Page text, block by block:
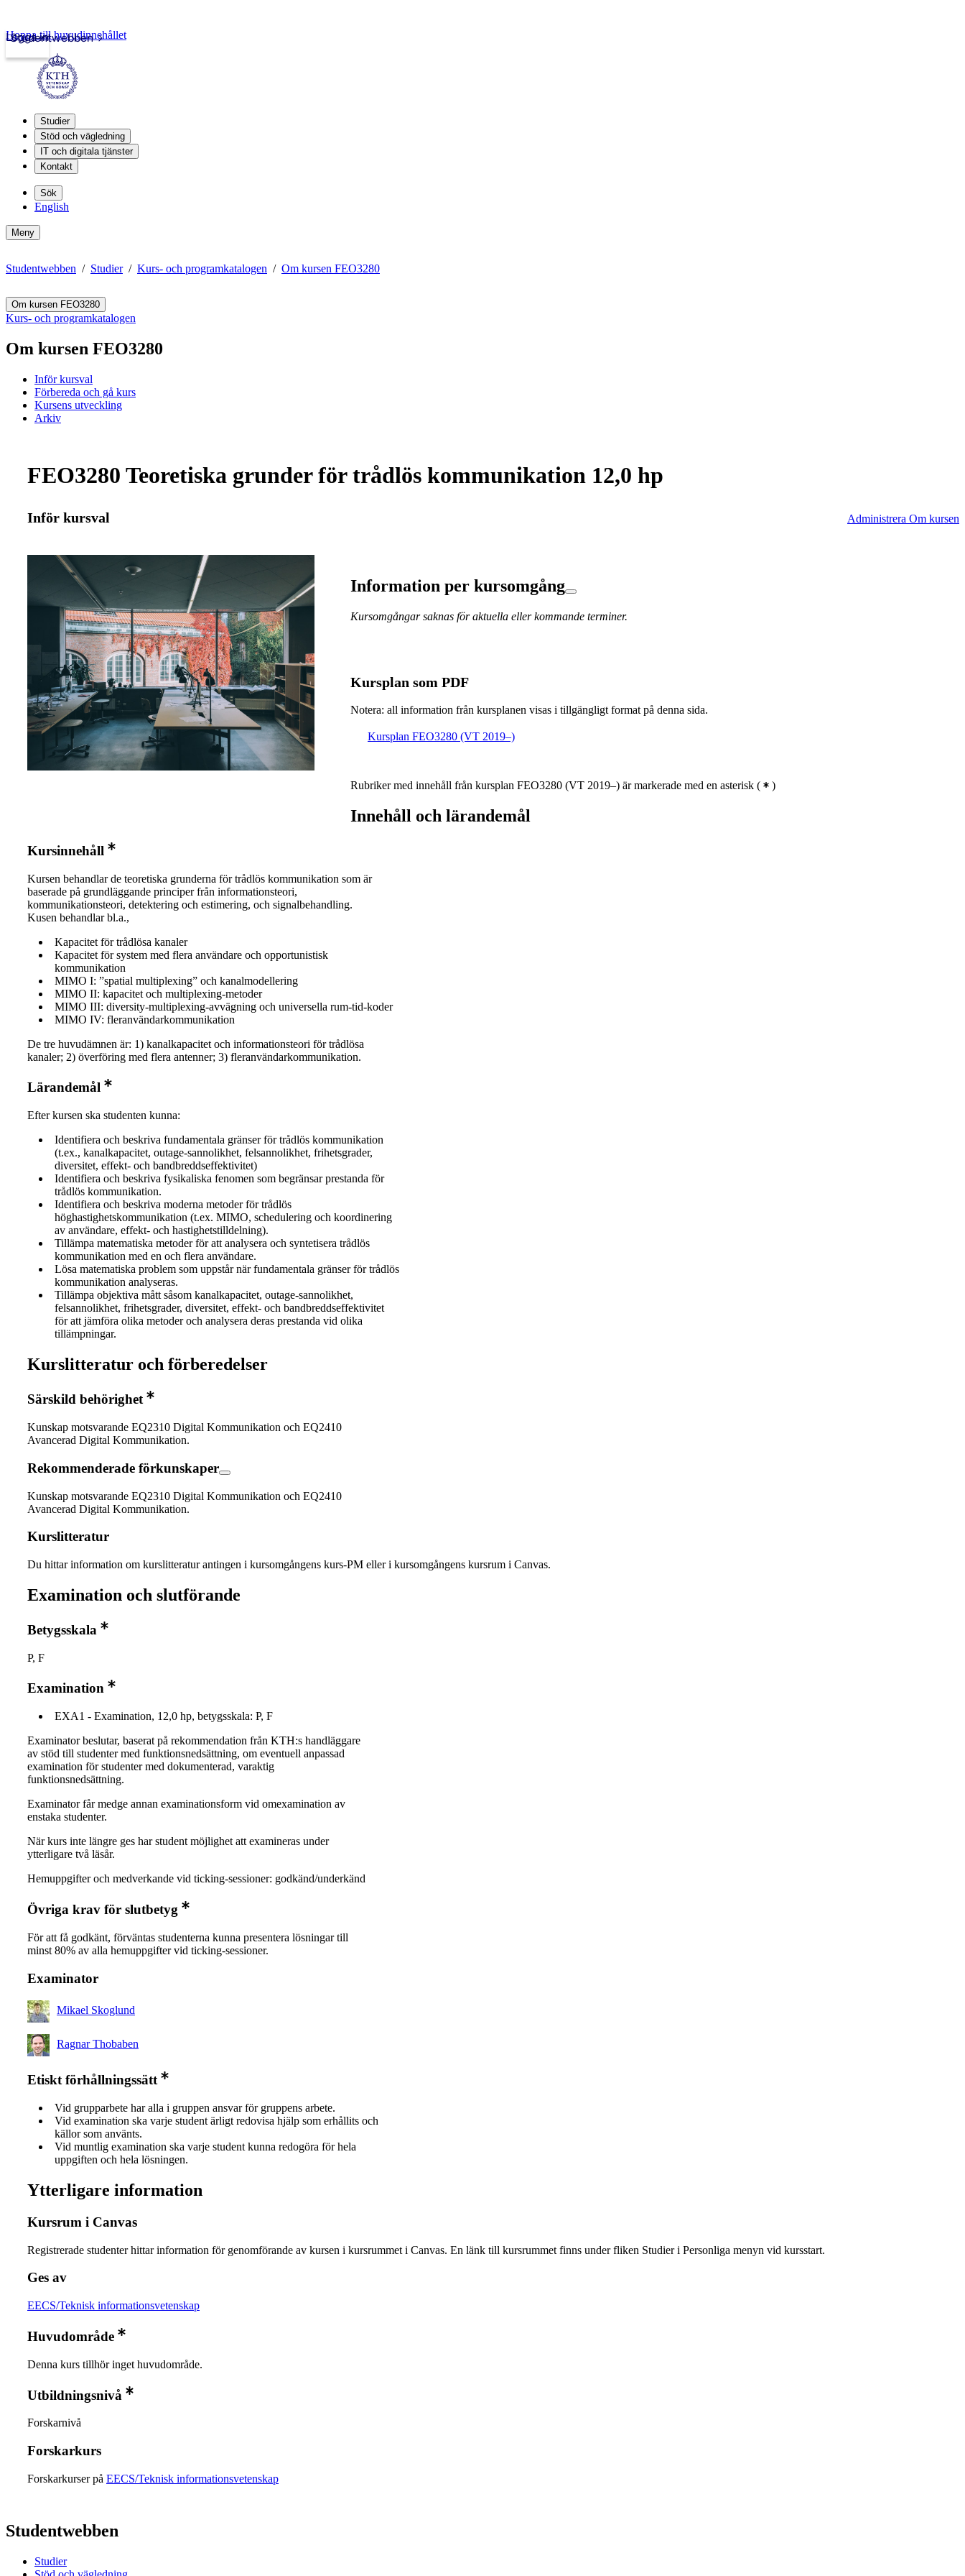
Studentwebben
Logga in
Hoppa till huvudinnehållet
Studier
Stöd och vägledning
IT och digitala tjänster
Kontakt
Sök
English
Meny
Studentwebben Studier Kurs- och programkatalogen Om kursen FEO3280
Om kursen FEO3280
Kurs- och programkatalogen
Om kursen FEO3280
Inför kursval
Förbereda och gå kurs
Kursens utveckling
Arkiv
FEO3280 Teoretiska grunder för trådlös kommunikation 12,0 hp
Inför kursval Administrera Om kursen
Information per kursomgång
Kursomgångar saknas för aktuella eller kommande terminer.
Kursplan som PDF
Notera: all information från kursplanen visas i tillgängligt format på denna sida.
Kursplan FEO3280 (VT 2019–)
Rubriker med innehåll från kursplan FEO3280 (VT 2019–) är markerade med en asterisk ( )
Innehåll och lärandemål
Kursinnehåll
Kursen behandlar de teoretiska grunderna för trådlös kommunikation som är
baserade på grundläggande principer från informationsteori,
kommunikationsteori, detektering och estimering, och signalbehandling.
Kusen behandlar bl.a.,
Kapacitet för trådlösa kanaler
Kapacitet för system med flera användare och opportunistisk
kommunikation
MIMO I: ”spatial multiplexing” och kanalmodellering
MIMO II: kapacitet och multiplexing-metoder
MIMO III: diversity-multiplexing-avvägning och universella rum-tid-koder
MIMO IV: fleranvändarkommunikation
De tre huvudämnen är: 1) kanalkapacitet och informationsteori för trådlösa
kanaler; 2) överföring med flera antenner; 3) fleranvändarkommunikation.
Lärandemål
Efter kursen ska studenten kunna:
Identifiera och beskriva fundamentala gränser för trådlös kommunikation
(t.ex., kanalkapacitet, outage-sannolikhet, felsannolikhet, frihetsgrader,
diversitet, effekt- och bandbreddseffektivitet)
Identifiera och beskriva fysikaliska fenomen som begränsar prestanda för
trådlös kommunikation.
Identifiera och beskriva moderna metoder för trådlös
höghastighetskommunikation (t.ex. MIMO, schedulering och koordinering
av användare, effekt- och hastighetstilldelning).
Tillämpa matematiska metoder för att analysera och syntetisera trådlös
kommunikation med en och flera användare.
Lösa matematiska problem som uppstår när fundamentala gränser för trådlös
kommunikation analyseras.
Tillämpa objektiva mått såsom kanalkapacitet, outage-sannolikhet,
felsannolikhet, frihetsgrader, diversitet, effekt- och bandbreddseffektivitet
för att jämföra olika metoder och analysera deras prestanda vid olika
tillämpningar.
Kurslitteratur och förberedelser
Särskild behörighet
Kunskap motsvarande EQ2310 Digital Kommunikation och EQ2410
Avancerad Digital Kommunikation.
Rekommenderade förkunskaper
Kunskap motsvarande EQ2310 Digital Kommunikation och EQ2410
Avancerad Digital Kommunikation.
Kurslitteratur
Du hittar information om kurslitteratur antingen i kursomgångens kurs-PM eller i kursomgångens kursrum i Canvas.
Examination och slutförande
Betygsskala
P, F
Examination
EXA1 - Examination, 12,0 hp, betygsskala: P, F
Examinator beslutar, baserat på rekommendation från KTH:s handläggare
av stöd till studenter med funktionsnedsättning, om eventuell anpassad
examination för studenter med dokumenterad, varaktig
funktionsnedsättning.
Examinator får medge annan examinationsform vid omexamination av
enstaka studenter.
När kurs inte längre ges har student möjlighet att examineras under
ytterligare två läsår.
Hemuppgifter och medverkande vid ticking-sessioner: godkänd/underkänd
Övriga krav för slutbetyg
För att få godkänt, förväntas studenterna kunna presentera lösningar till
minst 80% av alla hemuppgifter vid ticking-sessioner.
Examinator
Mikael Skoglund
Ragnar Thobaben
Etiskt förhållningssätt
Vid grupparbete har alla i gruppen ansvar för gruppens arbete.
Vid examination ska varje student ärligt redovisa hjälp som erhållits och
källor som använts.
Vid muntlig examination ska varje student kunna redogöra för hela
uppgiften och hela lösningen.
Ytterligare information
Kursrum i Canvas
Registrerade studenter hittar information för genomförande av kursen i kursrummet i Canvas. En länk till kursrummet finns under fliken Studier i Personliga menyn vid kursstart.
Ges av
EECS/Teknisk informationsvetenskap
Huvudområde
Denna kurs tillhör inget huvudområde.
Utbildningsnivå
Forskarnivå
Forskarkurs
Forskarkurser på EECS/Teknisk informationsvetenskap
Studentwebben
Studier